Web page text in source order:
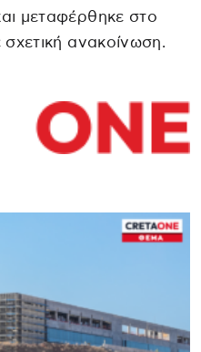
μεταφέρθηκε στο
ανακοίνωση.